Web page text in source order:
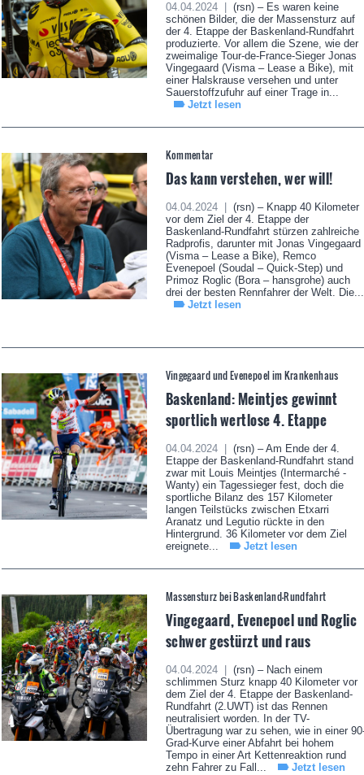
04.04.2024 |
(rsn) – Es waren keine
schönen Bilder, die der Massensturz auf
der 4. Etappe der Baskenland-Rundfahrt
produzierte. Vor allem die Szene, wie der
zweimalige Tour-de-France-Sieger Jonas
Vingegaard (Visma – Lease a Bike), mit
einer Halskrause versehen und unter
Sauerstoffzufuhr auf einer Trage in...
Jetzt lesen
Kommentar
Das kann verstehen, wer will!
04.04.2024 |
(rsn) – Knapp 40 Kilometer
vor dem Ziel der 4. Etappe der
Baskenland-Rundfahrt stürzen zahlreiche
Radprofis, darunter mit Jonas Vingegaard
(Visma – Lease a Bike), Remco
Evenepoel (Soudal – Quick-Step) und
Primoz Roglic (Bora – hansgrohe) auch
drei der besten Rennfahrer der Welt. Die...
Jetzt lesen
Vingegaard und Evenepoel im Krankenhaus
Baskenland: Meintjes gewinnt
sportlich wertlose 4. Etappe
04.04.2024 |
(rsn) – Am Ende der 4.
Etappe der Baskenland-Rundfahrt stand
zwar mit Louis Meintjes (Intermarché -
Wanty) ein Tagessieger fest, doch die
sportliche Bilanz des 157 Kilometer
langen Teilstücks zwischen Etxarri
Aranatz und Legutio rückte in den
Hintergrund. 36 Kilometer vor dem Ziel
ereignete...
Jetzt lesen
Massensturz bei Baskenland-Rundfahrt
Vingegaard, Evenepoel und Roglic
schwer gestürzt und raus
04.04.2024 |
(rsn) – Nach einem
schlimmen Sturz knapp 40 Kilometer vor
dem Ziel der 4. Etappe der Baskenland-
Rundfahrt (2.UWT) ist das Rennen
neutralisiert worden. In der TV-
Übertragung war zu sehen, wie in einer
Grad-Kurve einer Abfahrt bei hohem
Tempo in einer Art Kettenreaktion rund
zehn Fahrer zu Fall...
Jetzt lesen